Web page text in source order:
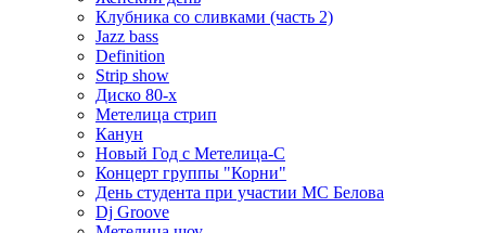
Клубника со сливками (часть 2)
Jazz bass
Definition
Strip show
Диско 80-х
Метелица стрип
Канун
Новый Год с Метелица-С
Концерт группы "Корни"
День студента при участии МС Белова
Dj Groove